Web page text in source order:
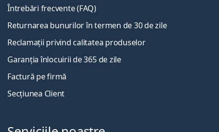
Întrebări frecvente (FAQ)
Returnarea bunurilor în termen de 30 de zile
Reclamații privind calitatea produselor
Garanția înlocuirii de 365 de zile
Factură pe firmă
Secțiunea Client